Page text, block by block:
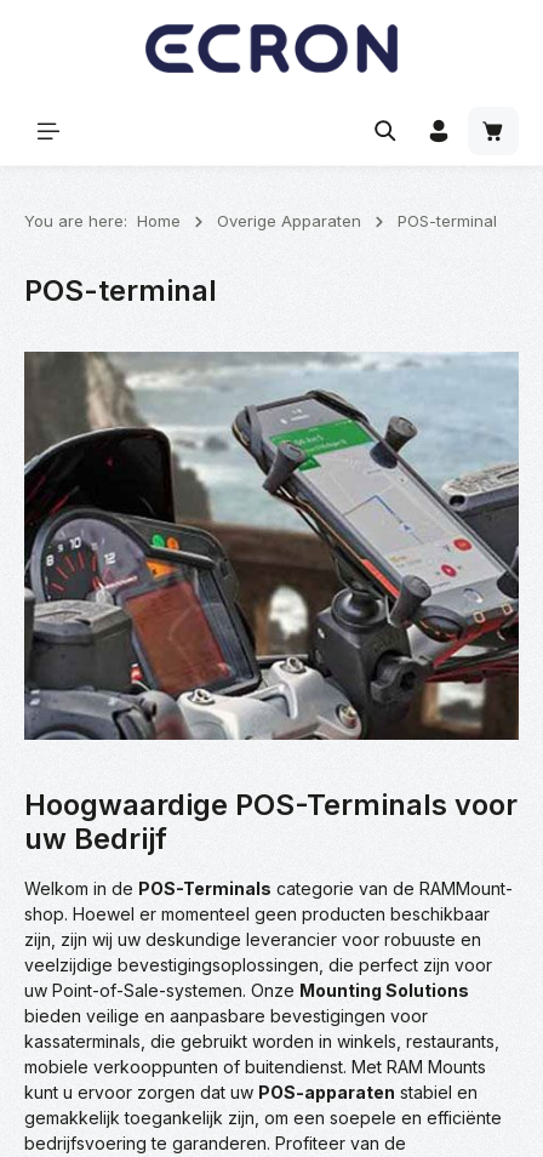
You are here: Home Overige Apparaten POS-terminal
POS-terminal
Hoogwaardige POS-Terminals voor
uw Bedrijf
Welkom in de POS-Terminals categorie van de RAMMount-
shop. Hoewel er momenteel geen producten beschikbaar
zijn, zijn wij uw deskundige leverancier voor robuuste en
veelzijdige bevestigingsoplossingen, die perfect zijn voor
uw Point-of-Sale-systemen. Onze Mounting Solutions
bieden veilige en aanpasbare bevestigingen voor
kassaterminals, die gebruikt worden in winkels, restaurants,
mobiele verkooppunten of buitendienst. Met RAM Mounts
kunt u ervoor zorgen dat uw POS-apparaten stabiel en
gemakkelijk toegankelijk zijn, om een soepele en efficiënte
bedrijfsvoering te garanderen. Profiteer van de